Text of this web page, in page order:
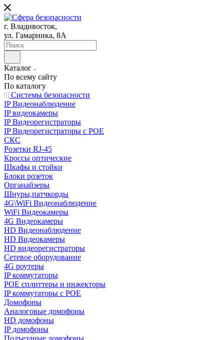
г. Владивосток,
ул. Гамарника, 8А
Каталог
По всему сайту
По каталогу
Системы безопасности
IP Видеонаблюдение
IP видеокамеры
IP Видеорегистраторы
IP Видеорегистраторы с POE
СКС
Розетки RJ-45
Кроссы оптические
Шкафы и стойки
Блоки розеток
Органайзеры
Шнуры,патчкорды
4G\WiFi Видеонаблюдение
WiFi Видеокамеры
4G Видеокамеры
HD Видеонаблюдение
HD Видеокамеры
HD видеорегистраторы
Сетевое оборудование
4G роутеры
IP коммутаторы
POE сплиттеры и инжекторы
IP коммутаторы с POE
Домофоны
Аналоговые домофоны
HD домофоны
IP домофоны
Подъездные домофоны